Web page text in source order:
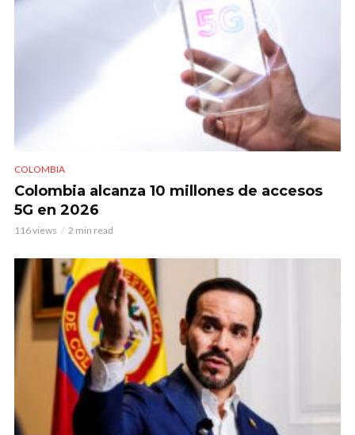
COLOMBIA
Colombia alcanza 10 millones de accesos
5G en 2026
116 views 2 min read